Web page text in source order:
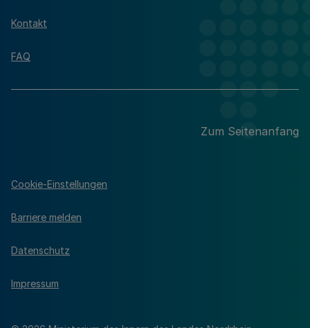
Kontakt
FAQ
Zum Seitenanfang
Cookie-Einstellungen
Barriere melden
Datenschutz
Impressum